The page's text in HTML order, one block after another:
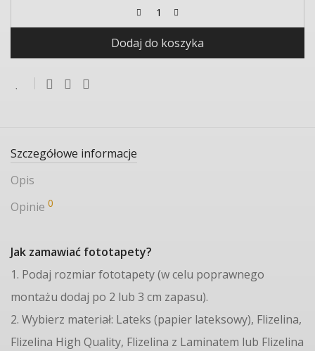
Dodaj do koszyka
Szczegółowe informacje
Opis
Opinie 0
Jak zamawiać fototapety?
1. Podaj rozmiar fototapety (w celu poprawnego
montażu dodaj po 2 lub 3 cm zapasu).
2. Wybierz materiał: Lateks (papier lateksowy), Flizelina,
Flizelina High Quality, Flizelina z Laminatem lub Flizelina